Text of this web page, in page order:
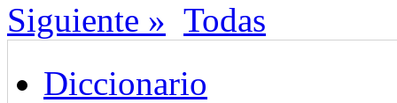
Siguiente » Todas
Diccionario